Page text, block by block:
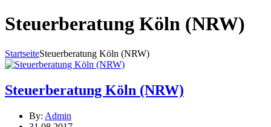
Steuerberatung Köln (NRW)
StartseiteSteuerberatung Köln (NRW)
Steuerberatung Köln (NRW)
By: Admin